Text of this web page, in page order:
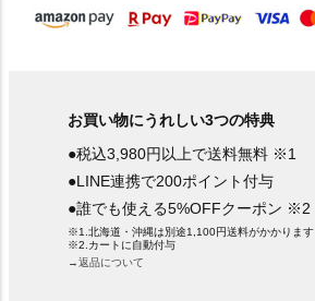
お買い物にうれしい3つの特典
●税込3,980円以上で送料無料 ※1
●LINE連携で200ポイント付与
●誰でも使える5%OFFクーポン ※2
※1.北海道・沖縄は別途1,100円送料がかかります
※2.カートに自動付与
→返品について